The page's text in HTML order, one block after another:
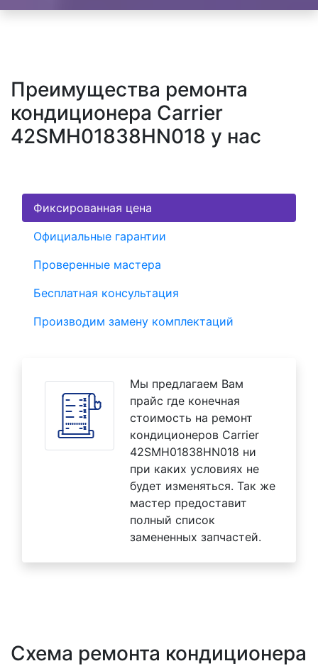
Преимущества ремонта
кондиционера Carrier
42SMH01838HN018 у нас
Фиксированная цена
Официальные гарантии
Проверенные мастера
Бесплатная консультация
Производим замену комплектаций
Мы предлагаем Вам
прайс где конечная
стоимость на ремонт
кондиционеров Carrier
42SMH01838HN018 ни
при каких условиях не
будет изменяться. Так же
мастер предоставит
полный список
замененных запчастей.
Схема ремонта кондиционера